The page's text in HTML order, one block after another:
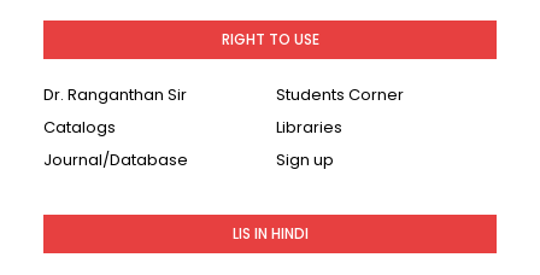
RIGHT TO USE
Dr. Ranganthan Sir
Students Corner
Catalogs
Libraries
Journal/Database
Sign up
LIS IN HINDI